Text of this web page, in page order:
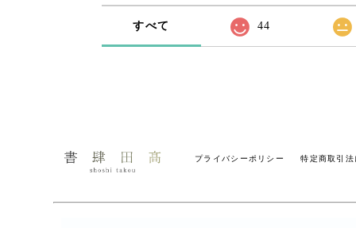
すべて 44
プライバシーポリシー 特定商取引法